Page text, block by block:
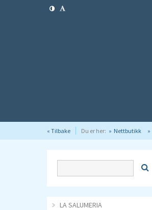
« Tilbake Du er her: Nettbutikk
LA SALUMERIA